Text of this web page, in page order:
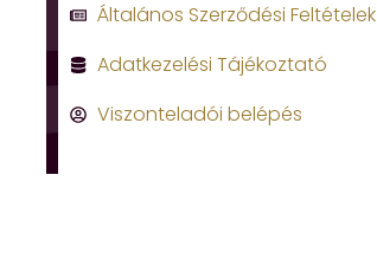
Általános Szerződési Feltételek
Adatkezelési Tájékoztató
Viszonteladói belépés